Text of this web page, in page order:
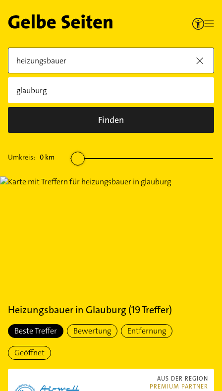
Finden
Umkreis: 0 km
Heizungsbauerin Glauburg (19Treffer)
Beste Treffer Bewertung Entfernung
Geöffnet
AUS DER REGION
PREMIUM PARTNER